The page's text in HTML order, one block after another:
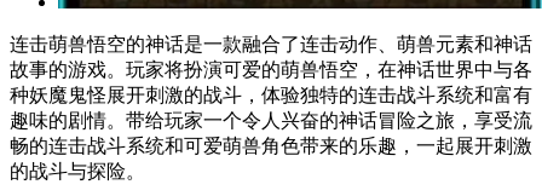
连击萌兽悟空的神话是一款融合了连击动作、萌兽元素和神话
故事的游戏。玩家将扮演可爱的萌兽悟空，在神话世界中与各
种妖魔鬼怪展开刺激的战斗，体验独特的连击战斗系统和富有
趣味的剧情。带给玩家一个令人兴奋的神话冒险之旅，享受流
畅的连击战斗系统和可爱萌兽角色带来的乐趣，一起展开刺激
的战斗与探险。